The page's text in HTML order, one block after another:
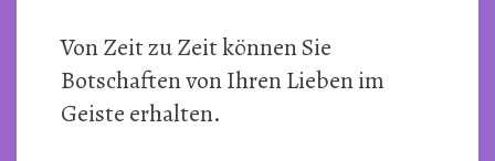
Von Zeit zu Zeit können Sie
Botschaften von Ihren Lieben im
Geiste erhalten.